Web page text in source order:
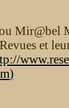
Mir@bel
et
)